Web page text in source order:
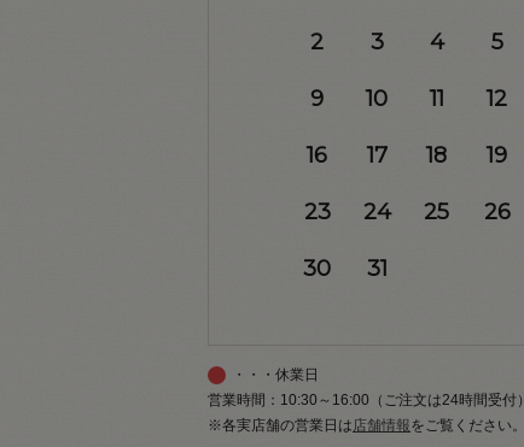
2 3 4 5
9 10 11 12
16 17 18 19
23 24 25 26
30 31
・・・休業日
営業時間：10:30～16:00（ご注文は24時間受付）
※各実店舗の営業日は店舗情報をご覧ください。